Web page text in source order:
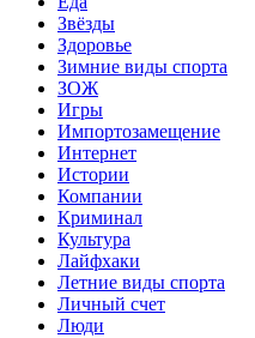
Звёзды
Здоровье
Зимние виды спорта
ЗОЖ
Игры
Импортозамещение
Интернет
Истории
Компании
Криминал
Культура
Лайфхаки
Летние виды спорта
Личный счет
Люди